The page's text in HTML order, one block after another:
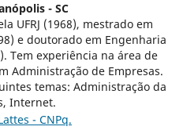
- SC
UFRJ (1968), mestrado em
e doutorado em Engenharia
Tem experiência na área de
Administração de Empresas.
temas: Administração da
Internet.
- CNPq.